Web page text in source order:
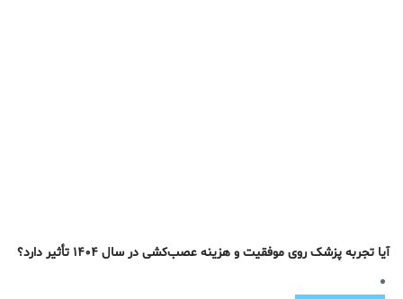
آیا تجربه پزشک روی موفقیت و هزینه عصب‌کشی در سال ۱۴۰۴ تأثیر دارد؟